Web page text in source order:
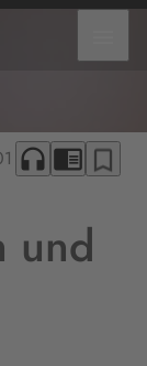
headphones chrome_reader_mode bookmark_border
und